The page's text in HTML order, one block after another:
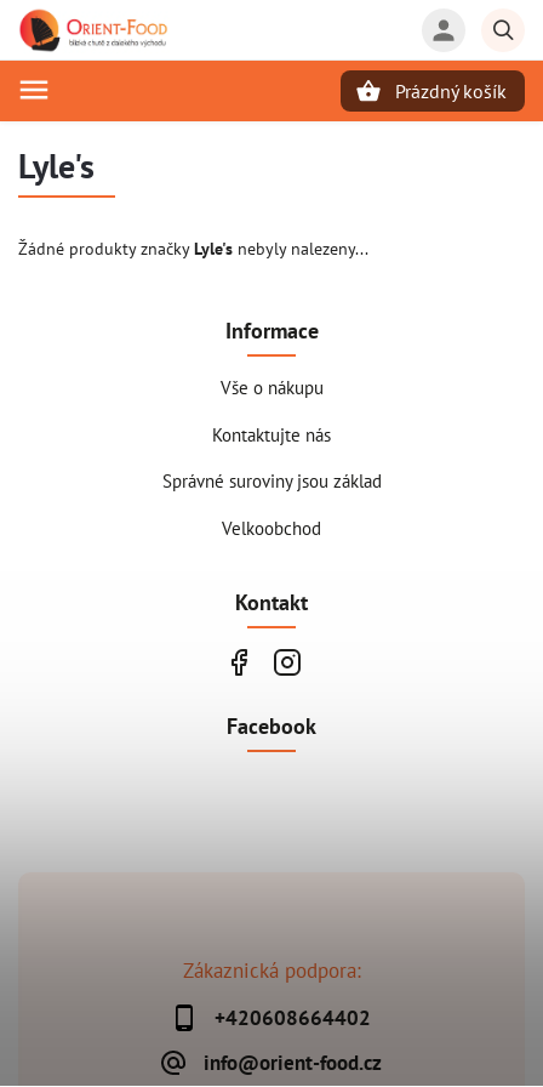
Prázdný košík
Lyle's
Žádné produkty značkyLyle's nebyly nalezeny...
Zákaznická podpora:
+420608664402
info@orient-food.cz
Informace
Vše o nákupu
Kontaktujte nás
Správné suroviny jsou základ
Velkoobchod
Kontakt
Facebook